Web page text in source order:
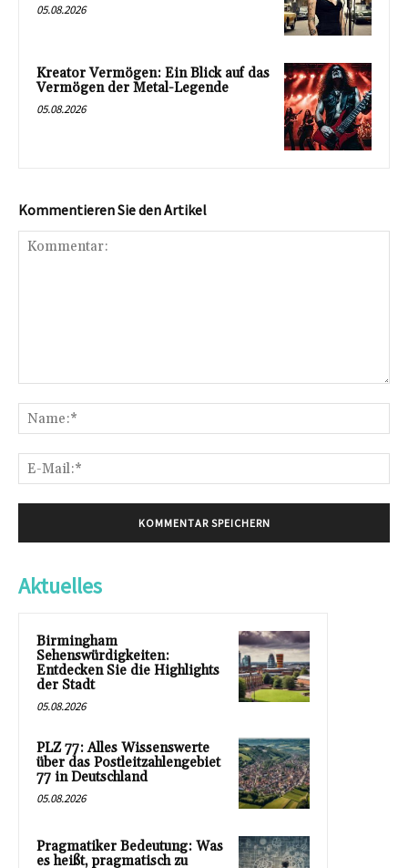
05.08.2026
Kreator Vermögen: Ein Blick auf das
Vermögen der Metal-Legende
05.08.2026
Kommentieren Sie den Artikel
Aktuelles
Birmingham
Sehenswürdigkeiten:
Entdecken Sie die Highlights
der Stadt
05.08.2026
PLZ 77: Alles Wissenswerte
über das Postleitzahlengebiet
77 in Deutschland
05.08.2026
Pragmatiker Bedeutung: Was
es heißt, pragmatisch zu